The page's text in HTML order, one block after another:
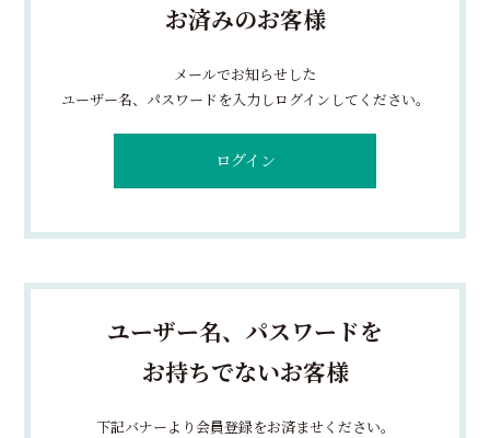
お済みのお客様
メールでお知らせした
ユーザー名、パスワードを入力しログインしてください。
ログイン
ユーザー名、パスワードを
お持ちでないお客様
下記バナーより会員登録をお済ませください。